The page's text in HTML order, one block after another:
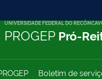
UNIVERSIDADE FEDERAL DO
PROGEP Pró-
Boletim de